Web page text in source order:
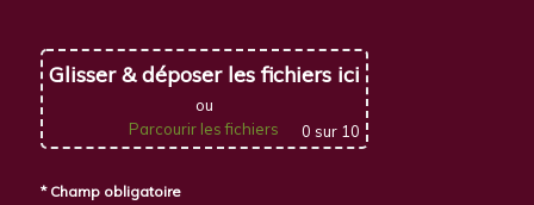
Glisser & déposer les fichiers ici
ou
Parcourir les fichiers
0 sur 10
* Champ obligatoire